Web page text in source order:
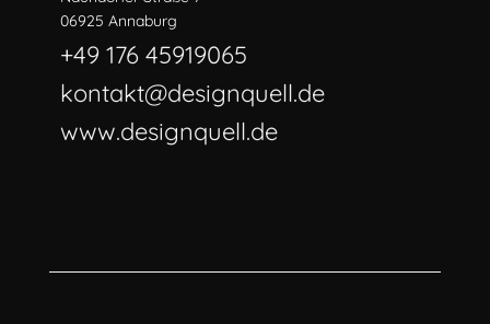
06925 Annaburg
+49 176 45919065
kontakt@designquell.de
www.designquell.de